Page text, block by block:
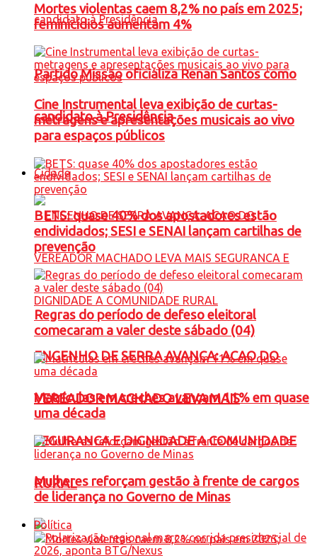
Partido Missão oficializa Renan Santos como
candidato à Presidência
Cidade
ENGENHO DE SERRA AVANÇA: ACAO DO
VEREADOR MACHADO LEVA MAIS
SEGURANCA E DIGNIDADE A COMUNIDADE
RURAL
Mortes violentas caem 8,2% no país em 2025;
feminicídios aumentam 4%
Cine Instrumental leva exibição de curtas-
metragens e apresentações musicais ao vivo
para espaços públicos
BETS: quase 40% dos apostadores estão
endividados; SESI e SENAI lançam cartilhas de
prevenção
Regras do período de defeso eleitoral
comecaram a valer deste sábado (04)
Matrículas em creches avançam 11% em quase
uma década
Mulheres reforçam gestão à frente de cargos
de liderança no Governo de Minas
Política